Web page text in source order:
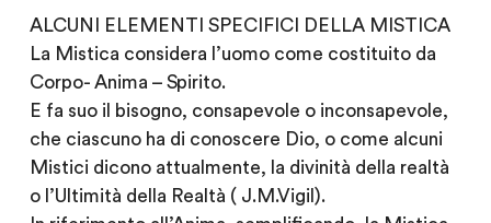
ALCUNI ELEMENTI SPECIFICI DELLA MISTICA
La Mistica considera l’uomo come costituito da
Corpo- Anima – Spirito.
E fa suo il bisogno, consapevole o inconsapevole,
che ciascuno ha di conoscere Dio, o come alcuni
Mistici dicono attualmente, la divinità della realtà
o l’Ultimità della Realtà ( J.M.Vigil).